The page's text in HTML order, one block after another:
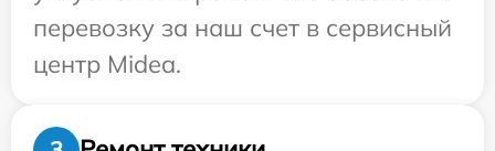
перевозку за наш счет в сервисный
центр Midea.